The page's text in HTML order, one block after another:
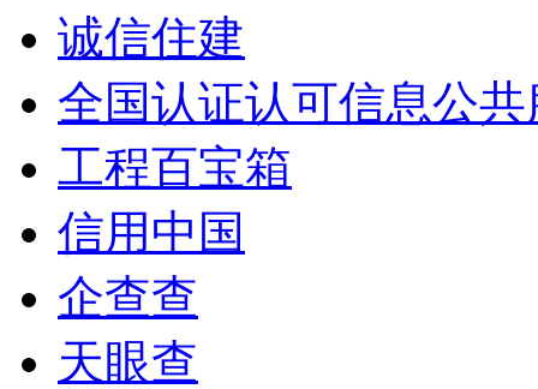
诚信住建
全国认证认可信息公
工程百宝箱
信用中国
企查查
天眼查